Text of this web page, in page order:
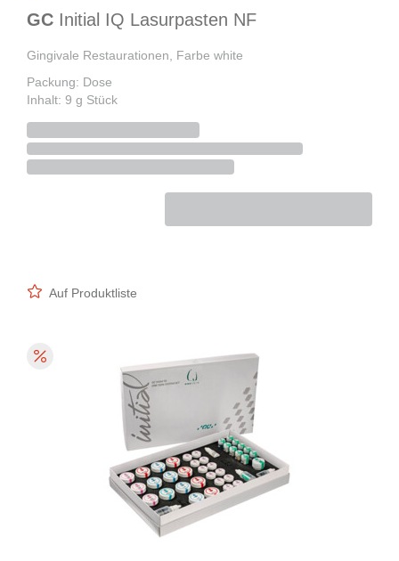
GC Initial IQ Lasurpasten NF
Gingivale Restaurationen, Farbe white
Packung: Dose
Inhalt: 9 g Stück
Auf Produktliste